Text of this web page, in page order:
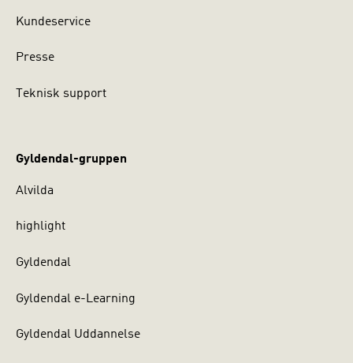
Kundeservice
Presse
Teknisk support
Gyldendal-gruppen
Alvilda
highlight
Gyldendal
Gyldendal e-Learning
Gyldendal Uddannelse